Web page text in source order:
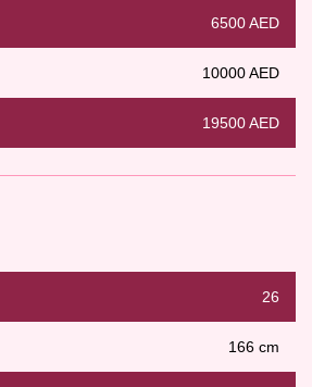
6500 AED
10000 AED
19500 AED
26
166 cm